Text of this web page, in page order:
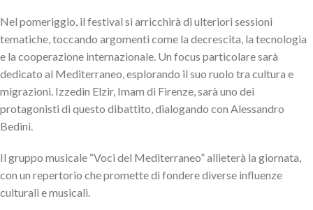
Nel pomeriggio, il festival si arricchirà di ulteriori sessioni
tematiche, toccando argomenti come la decrescita, la tecnologia
e la cooperazione internazionale. Un focus particolare sarà
dedicato al Mediterraneo, esplorando il suo ruolo tra cultura e
migrazioni. Izzedin Elzir, Imam di Firenze, sarà uno dei
protagonisti di questo dibattito, dialogando con Alessandro
Bedini.
Il gruppo musicale “Voci del Mediterraneo” allieterà la giornata,
con un repertorio che promette di fondere diverse influenze
culturali e musicali.